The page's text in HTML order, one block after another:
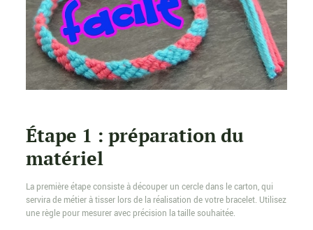
Étape 1 : préparation du
matériel
La première étape consiste à découper un cercle dans le carton, qui
servira de métier à tisser lors de la réalisation de votre bracelet. Utilisez
une règle pour mesurer avec précision la taille souhaitée.